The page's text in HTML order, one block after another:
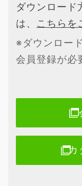
ダウンロード
は、 こちらを
※ダウンロー
会員登録が必
カ